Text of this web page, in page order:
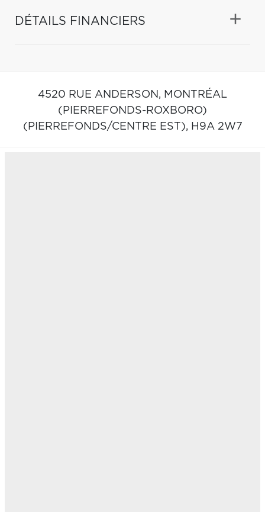
DÉTAILS FINANCIERS
4520 RUE ANDERSON, MONTRÉAL
(PIERREFONDS-ROXBORO)
(PIERREFONDS/CENTRE EST), H9A 2W7